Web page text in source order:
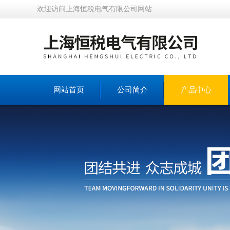
欢迎访问上海恒税电气有限公司网站
网站首页 公司简介 产品中心